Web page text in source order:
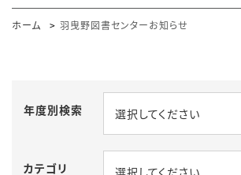
ホーム 羽曳野図書センターお知らせ
年度別検索 選択してください
カテゴリ 選択してください